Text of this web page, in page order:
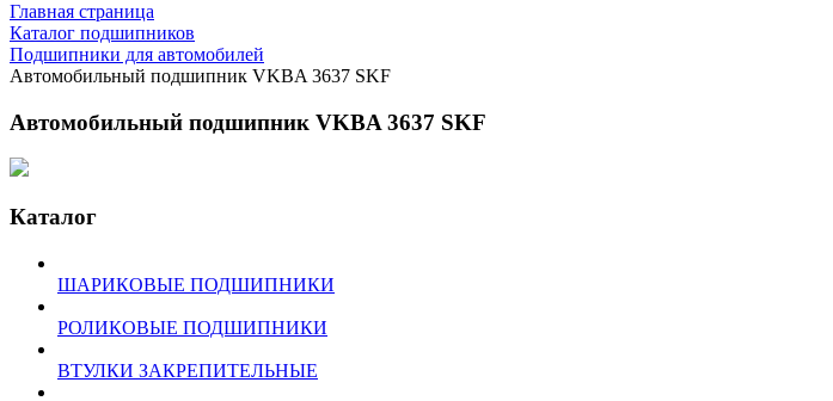
Главная страница
Каталог подшипников
Подшипники для автомобилей
Автомобильный подшипник VKBA 3637 SKF
Автомобильный подшипник VKBA 3637 SKF
Каталог
ШАРИКОВЫЕ ПОДШИПНИКИ
РОЛИКОВЫЕ ПОДШИПНИКИ
ВТУЛКИ ЗАКРЕПИТЕЛЬНЫЕ